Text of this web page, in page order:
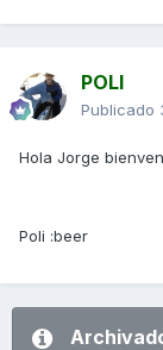
POLI
Publicado
Hola Jorge
Poli :beer